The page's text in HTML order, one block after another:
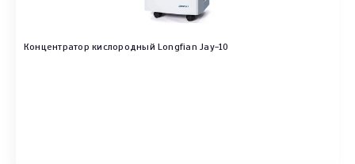
Концентратор кислородный Longfian Jay-10